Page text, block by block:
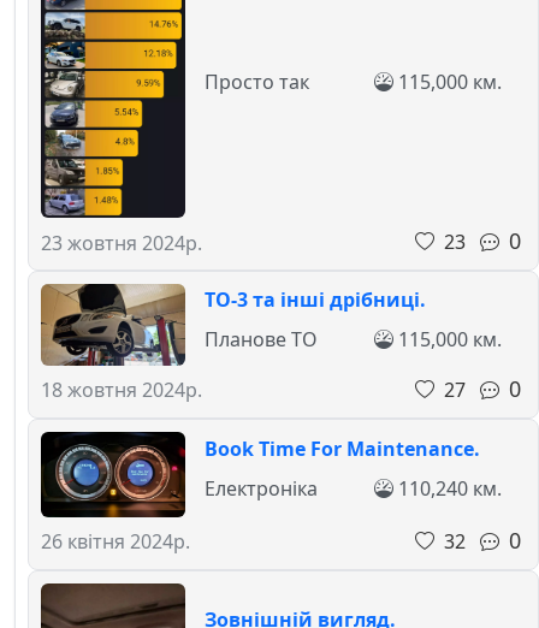
23 жовтня 2024р.
Просто так 115,000 км.
23 0
ТО-3 та інші дрібниці.
18 жовтня 2024р.
Планове ТО
115,000 км.
27
0
Book Time For Maintenance.
26 квітня 2024р.
Електроніка
110,240 км.
32
0
Зовнішній вигляд.